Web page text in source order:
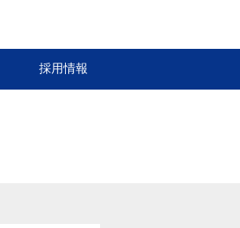
採用情報